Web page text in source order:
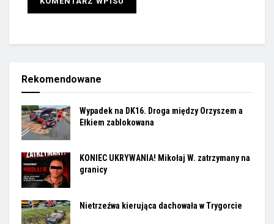
Rekomendowane
Wypadek na DK16. Droga między Orzyszem a
Ełkiem zablokowana
KONIEC UKRYWANIA! Mikołaj W. zatrzymany na
granicy
Nietrzeźwa kierująca dachowała w Trygorcie